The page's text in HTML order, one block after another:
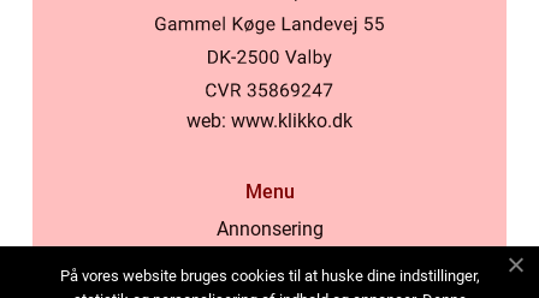
web: www.klikko.dk
Menu
Annonsering
På vores website bruges cookies til at huske dine indstillinger,